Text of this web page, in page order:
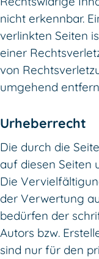
nicht erkennbar.
verlinkten Seiten
einer
von
umgehend
Urheberrecht
Die durch die
auf diesen Seiten
Die
der Verwertung
bedürfen der
Autors bzw.
sind nur für den